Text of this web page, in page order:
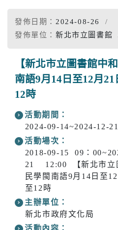
發佈日期： 2024-08-26
發佈單位： 新北市立圖書館
【新北市立圖書館中
南語9月14日至12月
12時
活動期間：
2024-09-14~2024-12-21
活動場次：
2018-09-15 09：
21 12:00 【新北市立
民學閩南語9月14日至
至12時
主辦單位：
新北市政府文化局
活動內容：